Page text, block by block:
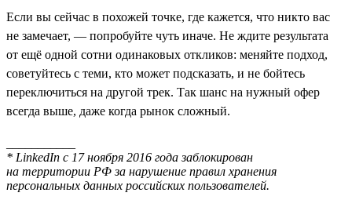
Если вы сейчас в похожей точке, где кажется, что никто вас
не замечает, — попробуйте чуть иначе. Не ждите результата
от ещё одной сотни одинаковых откликов: меняйте подход,
советуйтесь с теми, кто может подсказать, и не бойтесь
переключиться на другой трек. Так шанс на нужный офер
всегда выше, даже когда рынок сложный.
* LinkedIn с 17 ноября 2016 года заблокирован
на территории РФ за нарушение правил хранения
персональных данных российских пользователей.